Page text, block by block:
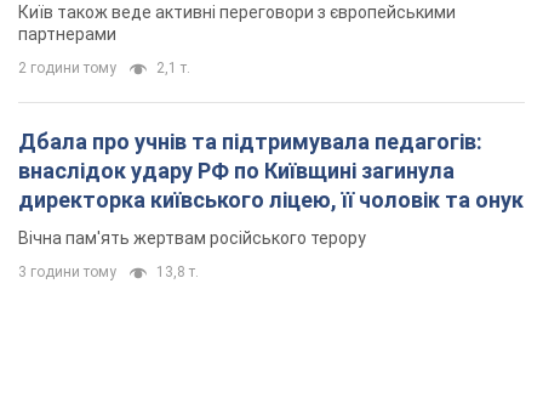
Київ також веде активні переговори з європейськими
партнерами
2 години тому 2,1 т.
Дбала про учнів та підтримувала педагогів:
внаслідок удару РФ по Київщині загинула
директорка київського ліцею, її чоловік та онук
Вічна пам'ять жертвам російського терору
3 години тому 13,8 т.